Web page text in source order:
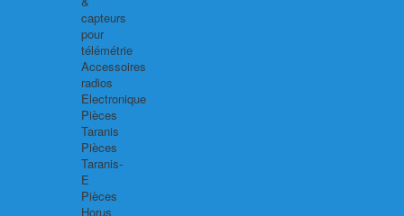
capteurs
pour
télémétrie
Accessoires
radios
Electronique
Pièces
Taranis
Pièces
Taranis-
E
Pièces
Horus